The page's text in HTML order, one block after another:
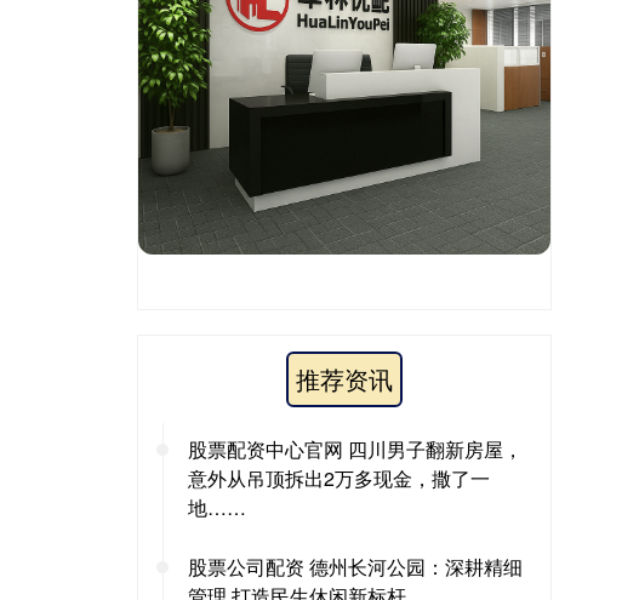
推荐资讯
股票配资中心官网 四川男子翻新房屋，
意外从吊顶拆出2万多现金，撒了一
地……
股票公司配资 德州长河公园：深耕精细